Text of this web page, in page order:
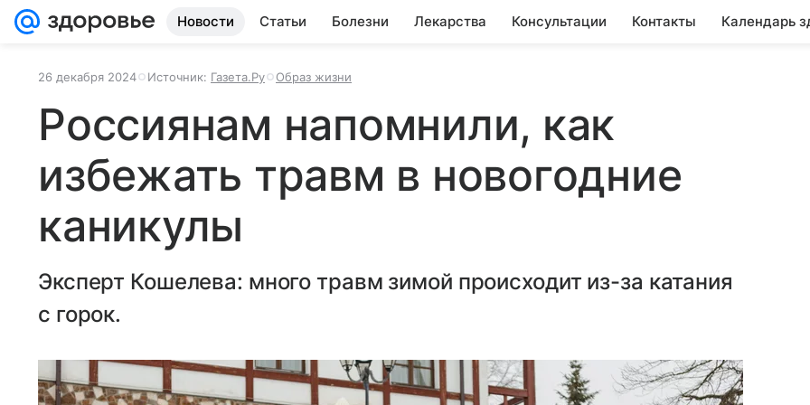
Новости Статьи Болезни Лекарства Консультации Контакты Календарь
26 декабря 2024 Источник: Газета.Ру Образ жизни
Россиянам напомнили, как
избежать травм в новогодние
каникулы
Эксперт Кошелева: много травм зимой происходит из-за катания
с горок.